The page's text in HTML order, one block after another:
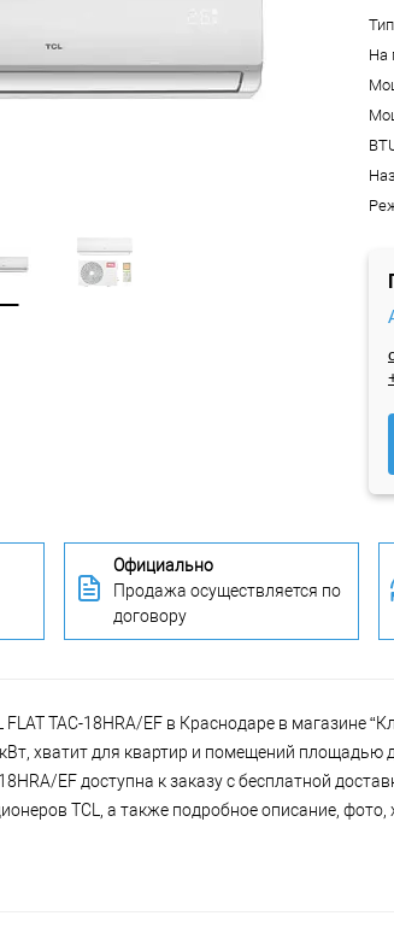
На
Официально
Продажа осуществляется по
договору
TAC-18HRA/EF в Краснодаре в магазине
хватит для квартир и помещений площадью
EF доступна к заказу с бесплатной
TCL, а также подробное описание,